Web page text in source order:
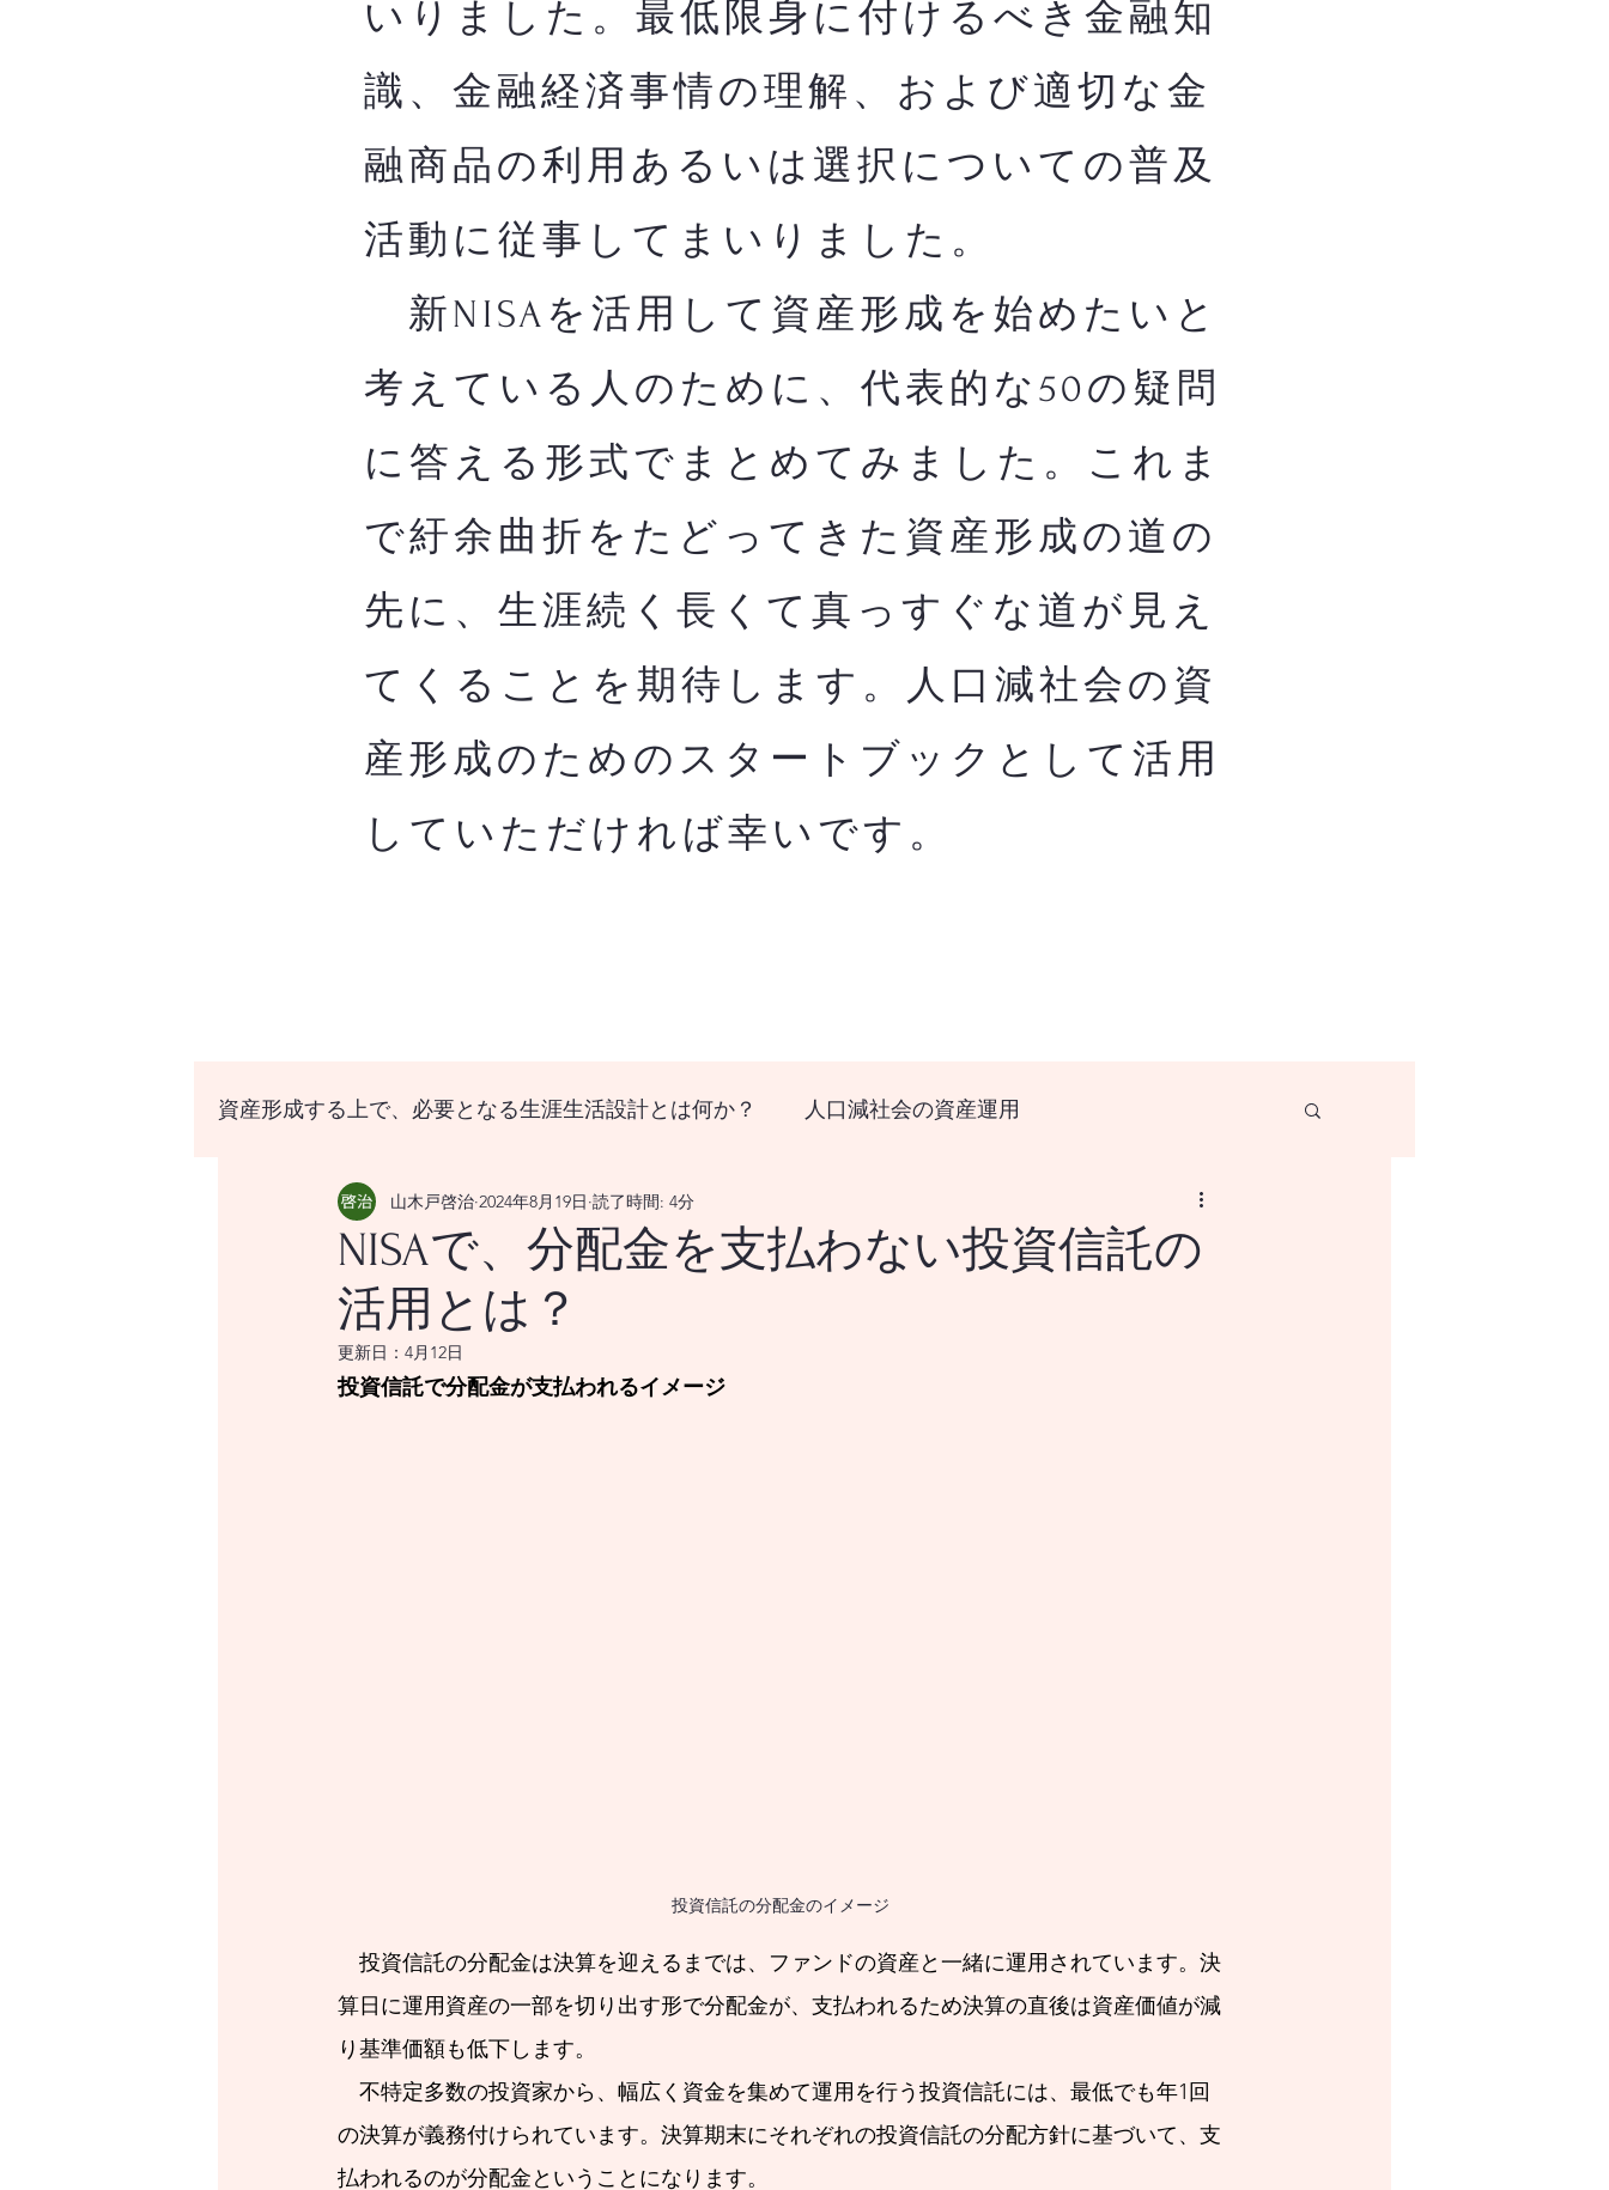
いりました。最低限身に付けるべき金融知
識、金融経済事情の理解、および適切な金
融商品の利用あるいは選択についての普及
活動に従事してまいりました。
新NISAを活用して資産形成を始めたいと
考えている人のために、代表的な50の疑問
に答える形式でまとめてみました。これま
で紆余曲折をたどってきた資産形成の道の
先に、生涯続く長くて真っすぐな道が見え
てくることを期待します。人口減社会の資
産形成のためのスタートブックとして活用
していただければ幸いです。
資産形成する上で、必要となる生涯生活設計とは何か？ 人口減社会の資産運用
資産形成する上で、必要となる生涯生活設計とは？
はじめての資産形成、なにをどうすれば良いのか？
世界の経済をけん引する米国の政策変更は資産市場、および 景気循環を通じ
NISAで、分配金を支払わない投資信託の
活用とは？
山木戸啓治 2024年8月19日 読了時間: 4分
更新日： 4月12日
投資信託で分配金が支払われるイメージ
投資信託の分配金のイメージ
投資信託の分配金は決算を迎えるまでは、ファンドの資産と一緒に運用されています。決
算日に運用資産の一部を切り出す形で分配金が、支払われるため決算の直後は資産価値が減
り基準価額も低下します。
不特定多数の投資家から、幅広く資金を集めて運用を行う投資信託には、最低でも年1回
の決算が義務付けられています。決算期末にそれぞれの投資信託の分配方針に基づいて、支
払われるのが分配金ということになります。